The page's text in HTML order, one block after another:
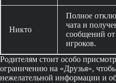
Никто
Полное
чата и
сообщений
игроков.
Родителям стоит особо
ограничению на «Друзья»,
нежелательной информации и